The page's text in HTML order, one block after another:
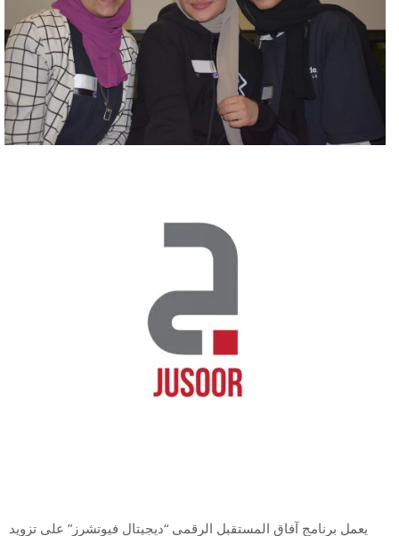
يعمل برنامج آفاق المستقبل الرقمي “ديجيتال فيوتشرز” على تزويد